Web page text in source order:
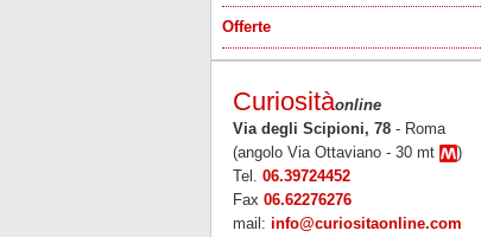
Offerte
Curiositàonline
Via degli Scipioni, 78 - Roma
(angolo Via Ottaviano - 30 mt
)
Tel. 06.39724452
Fax 06.62276276
mail: info@curiositaonline.com